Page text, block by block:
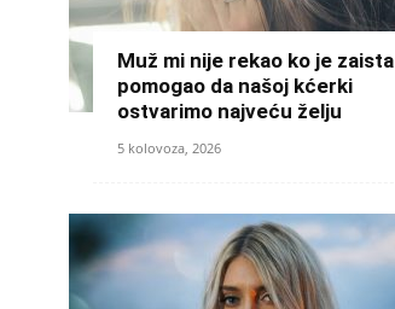
Muž mi nije rekao ko je zaista
pomogao da našoj kćerki
ostvarimo najveću želju
5 kolovoza, 2026